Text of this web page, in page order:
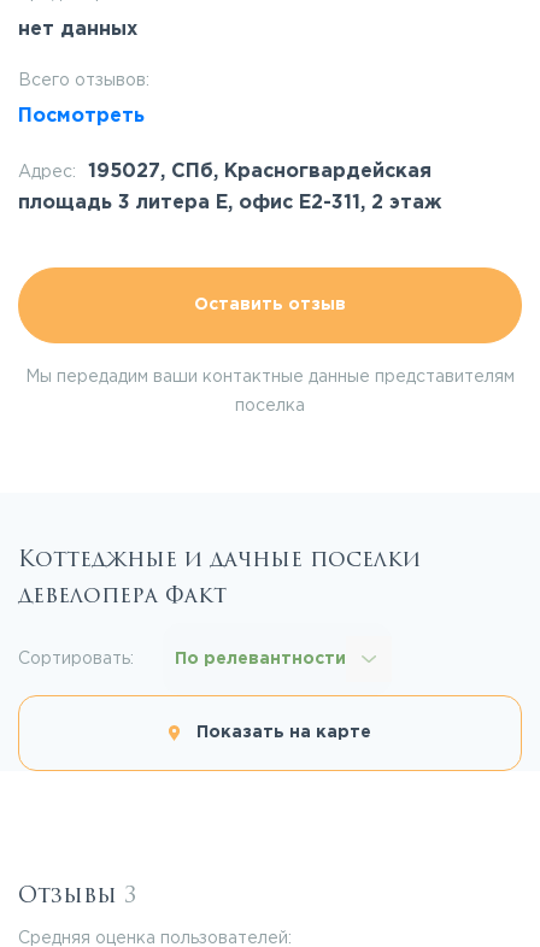
нет данных
Всего отзывов:
Посмотреть
Адрес:
195027, СПб, Красногвардейская
площадь 3 литера Е, офис Е2-311, 2 этаж
Оставить отзыв
Мы передадим ваши контактные данные представителям
поселка
Коттеджные и дачные поселки
девелопера Факт
Показать на карте
Сортировать: По релевантности
Отзывы 3
Средняя оценка пользователей: